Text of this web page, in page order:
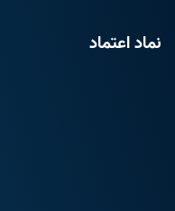
نماد اعتماد